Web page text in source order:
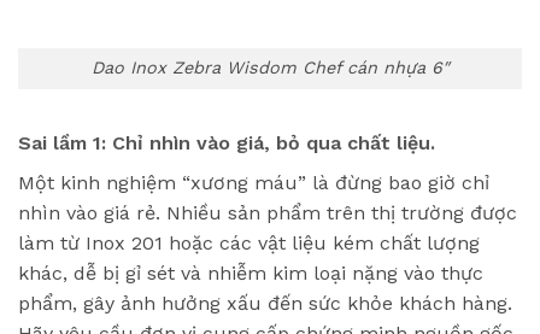
Dao Inox Zebra Wisdom Chef cán nhựa 6″
Sai lầm 1: Chỉ nhìn vào giá, bỏ qua chất liệu.
Một kinh nghiệm “xương máu” là đừng bao giờ chỉ
nhìn vào giá rẻ. Nhiều sản phẩm trên thị trường được
làm từ Inox 201 hoặc các vật liệu kém chất lượng
khác, dễ bị gỉ sét và nhiễm kim loại nặng vào thực
phẩm, gây ảnh hưởng xấu đến sức khỏe khách hàng.